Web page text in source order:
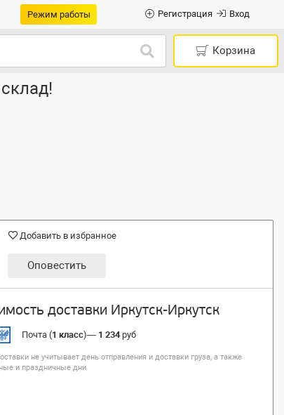
Режим работы Регистрация Вход
Корзина
Добавить в избранное
Оповестить
доставки Иркутск-Иркутск
Почта (1 класс)— 1 234руб
не учитывает день отправления и доставки груза, а также
и праздничные дни